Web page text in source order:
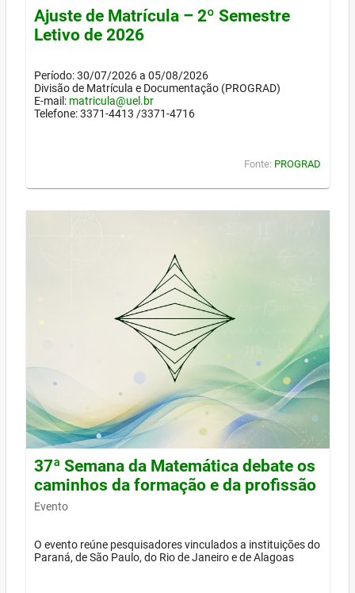
Ajuste de Matrícula – 2º Semestre
Letivo de 2026
Período: 30/07/2026 a 05/08/2026
Divisão de Matrícula e Documentação (PROGRAD)
E-mail: matricula@uel.br
Telefone: 3371-4413 /3371-4716
Fonte: PROGRAD
37ª Semana da Matemática debate os
caminhos da formação e da profissão
Evento
O evento reúne pesquisadores vinculados a instituições do
Paraná, de São Paulo, do Rio de Janeiro e de Alagoas